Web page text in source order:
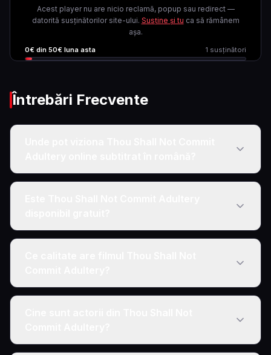
Acest player nu are nicio reclamă, popup sau redirect —
datorită susținătorilor site-ului. Susține și tu ca să rămânem
așa.
0€ din 50€ luna asta 1 susținători
Întrebări Frecvente